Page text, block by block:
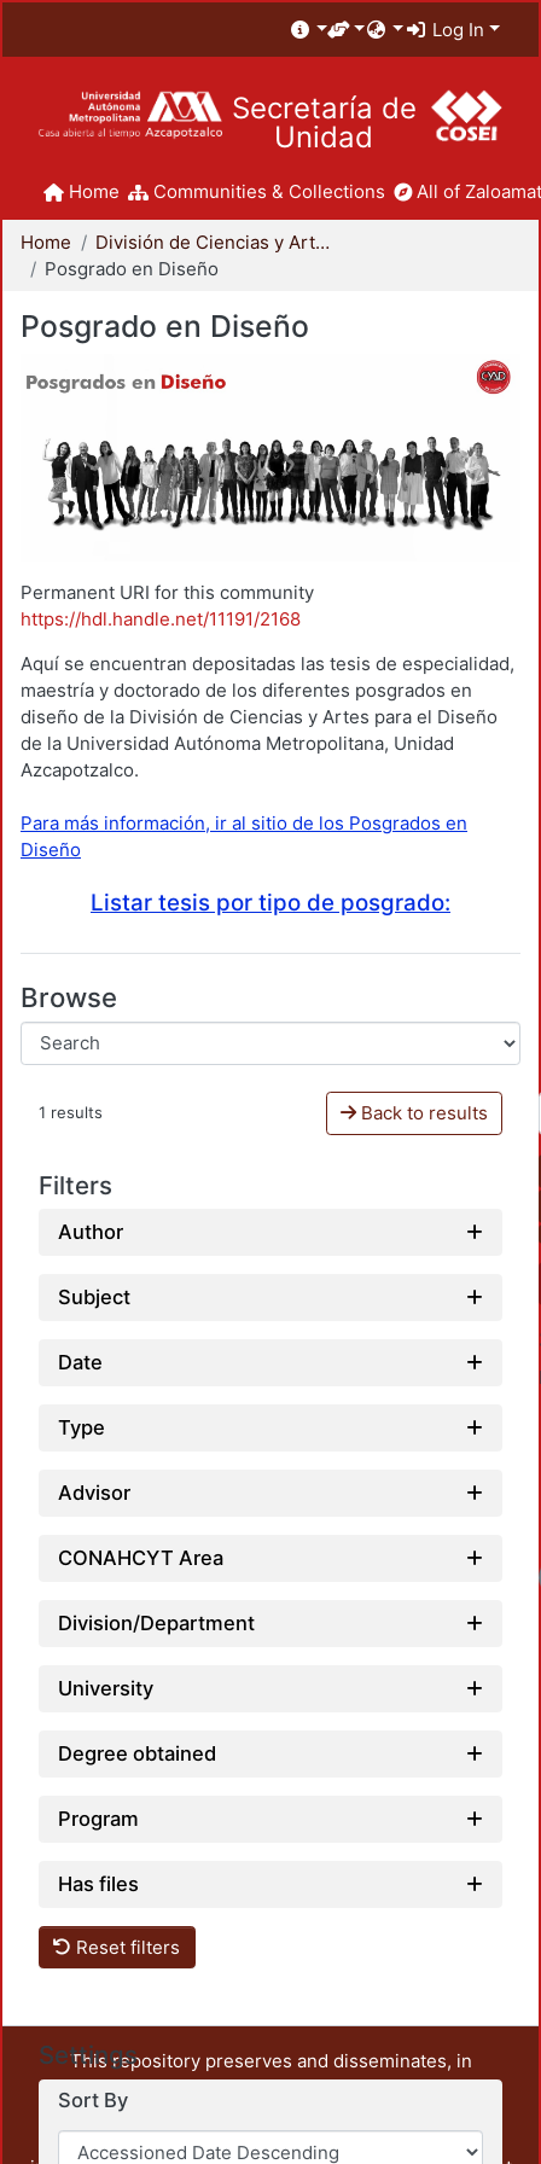
Log In
Secretaría de
Unidad
Home Communities & Collections All of
Home
División de Ciencias y Artes para el Diseño
Posgrado en Diseño
Posgrado en Diseño
Permanent URI for this community
https://hdl.handle.net/11191/2168
Aquí se encuentran depositadas las tesis de especialidad,
maestría y doctorado de los diferentes posgrados en
diseño de la División de Ciencias y Artes para el Diseño
de la Universidad Autónoma Metropolitana, Unidad
Azcapotzalco.
Para más información, ir al sitio de los Posgrados en
Diseño
Listar tesis por tipo de posgrado:
Browse
1 results Back to results
Filters
Author
Subject
Date
Type
Advisor
CONAHCYT Area
Division/Department
University
Degree obtained
Program
Has files
Reset filters
Settings
Sort By
This repository preserves and disseminates, in
unrestricted open access, the teaching and research
output of UAM Azcapotzalco. It also includes some
administrative and graphic documents from the